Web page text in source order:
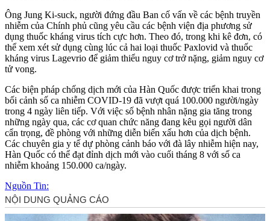
Ông Jung Ki-suck, người đứng đầu Ban cố vấn về các bệnh truyền
nhiễm của Chính phủ cũng yêu cầu các bệnh viện địa phương sử
dụng thuốc kháng virus tích cực hơn. Theo đó, trong khi kê đơn, có
thể xem xét sử dụng cùng lúc cả hai loại thuốc Paxlovid và thuốc
kháng virus Lagevrio để giảm thiểu nguy cơ trở nặng, giảm nguy cơ
t‌ử von‌g.
Các biện pháp chống dịch mới của Hàn Quốc được triển khai trong
bối cảnh số ca nhiễm COVID-19 đã vượt quá 100.000 người/ngày
trong 4 ngày liên tiếp. Với việc số bệnh nhân nặng gia tăng trong
những ngày qua, các cơ quan chức năng đang kêu gọi người dân
cẩn trọng, đề phòng với những diễn biến xấu hơn của dịch bệnh.
Các chuyên gia y tế dự phòng cảnh báo với đà lây nhiễm hiện nay,
Hàn Quốc có thể đạt đỉnh dịch mới vào cuối tháng 8 với số ca
nhiễm khoảng 150.000 ca/ngày.
Nguồn Tin: